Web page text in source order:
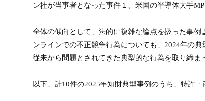
ン社が当事者となった事件１、米国の半導体大手
全体の傾向として、法的に複雑な論点を扱った事
ンラインでの不正競争行為についても、 2024年の典
従来から問題とされてきた典型的な行為を取り締ま
以下、計10件の2025年知財典型事例のうち、特許